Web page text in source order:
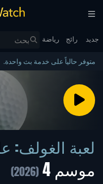
جديد رائج رياضة
متوفر حالياً على خدمة بث واحدة.
لعبة
موسم 4
(2026)